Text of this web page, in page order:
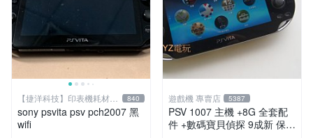
【捷洋科技】印表機耗材專
賣
840
sony psvita psv pch2007 黑
wifi
遊戲機 專賣店 5387
PSV 1007 主機 +8G 全套配
件 +數碼寶貝偵探 9成新 保修